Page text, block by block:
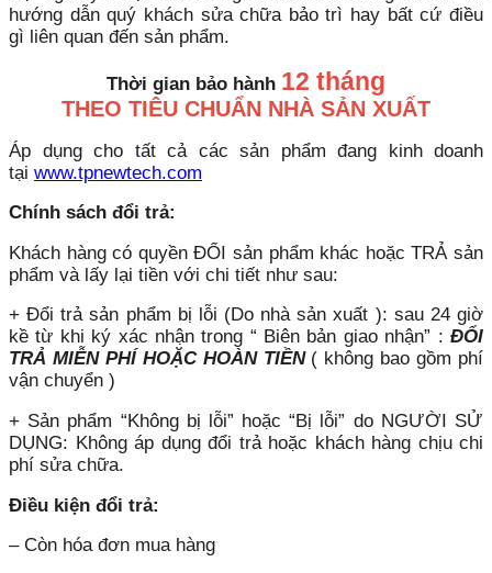
hướng dẫn quý khách sửa chữa bảo trì hay bất cứ điều
gì liên quan đến sản phẩm.
Thời gian bảo hành 12 tháng
THEO TIÊU CHUẨN NHÀ SẢN XUẤT
Áp dụng cho tất cả các sản phẩm đang kinh doanh
tại www.tpnewtech.com
Chính sách đổi trả:
Khách hàng có quyền ĐỔI sản phẩm khác hoặc TRẢ sản
phẩm và lấy lại tiền với chi tiết như sau:
+ Đổi trả sản phẩm bị lỗi (Do nhà sản xuất ): sau 24 giờ
kề từ khi ký xác nhận trong “ Biên bản giao nhận” : ĐỔI
TRẢ MIỄN PHÍ HOẶC HOÀN TIỀN( không bao gồm phí
vận chuyển )
+ Sản phẩm “Không bị lỗi” hoặc “Bị lỗi” do NGƯỜI SỬ
DỤNG: Không áp dụng đổi trả hoặc khách hàng chịu chi
phí sửa chữa.
Điều kiện đổi trả:
– Còn hóa đơn mua hàng